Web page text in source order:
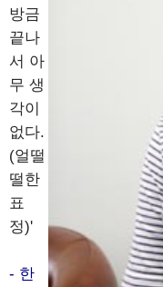
방금
끝나
서 아
무 생
각이
없다.
(얼떨
떨한
표
정)'
- 한